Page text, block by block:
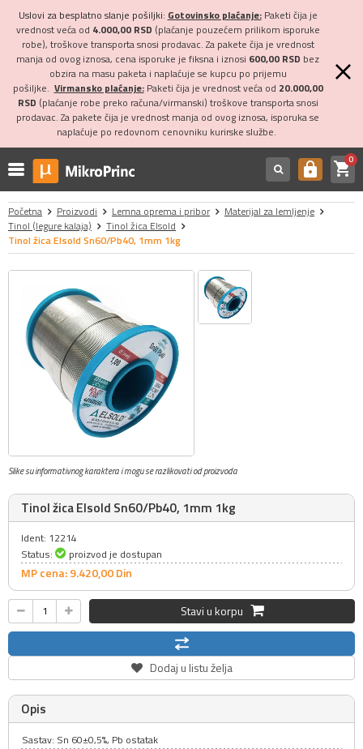
Uslovi za besplatno slanje pošiljki: Gotovinsko plaćanje:Paketi čija je
vrednost veća od 4.000,00 RSD (plaćanje pouzećem prilikom isporuke
robe), troškove transporta snosi prodavac. Za pakete čija je vrednost
manja od ovog iznosa, cena isporuke je fiksna i iznosi 600,00 RSD bez
obzira na masu paketa i naplaćuje se kupcu po prijemu
pošiljke. Virmansko plaćanje:Paketi čija je vrednost veća od 20.000,00
RSD (plaćanje robe preko računa/virmanski) troškove transporta snosi
prodavac. Za pakete čija je vrednost manja od ovog iznosa, isporuka se
naplaćuje po redovnom cenovniku kurirske službe.
https shopping_cart0
Početna Proizvodi Lemna oprema i pribor
Materijal za lemljenje
Tinol (legure kalaja)
Tinol žica Elsold
Tinol žica Elsold Sn60/Pb40, 1mm 1kg
Slike su informativnog karaktera i mogu se razlikovati od proizvoda
Tinol žica Elsold Sn60/Pb40, 1mm 1kg
Ident: 12214
Status:
proizvod je dostupan
MP cena: 9.420,00Din
Stavi u korpu
Dodaj u listu želja
Opis
Sastav: Sn 60±0,5%, Pb ostatak